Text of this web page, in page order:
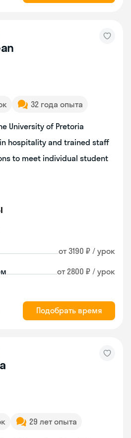
32 года опыта
University of Pretoria
hospitality and trained staff
to meet individual student
от 3190 ₽ / урок
от 2800 ₽ / урок
Подобрать время
29 лет опыта